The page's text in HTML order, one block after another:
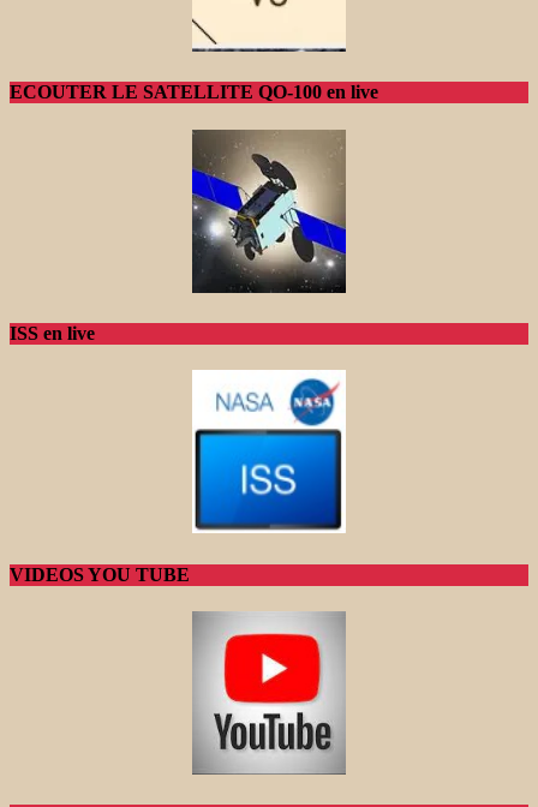
ECOUTER LE SATELLITE QO-100 en live
ISS en live
VIDEOS YOU TUBE